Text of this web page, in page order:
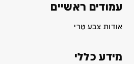
עמודים ראשיים
אודות צבע טרי
מידע כללי